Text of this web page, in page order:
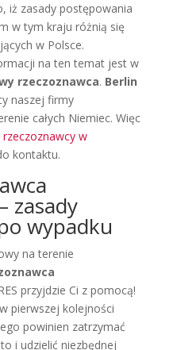
iż zasady postępowania
w tym kraju różnią się
w Polsce.
na ten temat jest w
rzeczoznawca. Berlin
naszej firmy
całych Niemiec. Więc
rzeczoznawcy w
kontaktu.
zasady
wypadku
na terenie
przyjdzie Ci z pomocą!
pierwszej kolejności
powinien zatrzymać
i udzielić niezbędnej